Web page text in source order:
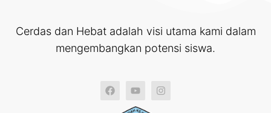
Cerdas dan Hebat adalah visi utama kami dalam
mengembangkan potensi siswa.